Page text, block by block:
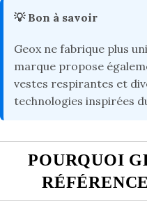
💡 Bon à savoir
Geox ne fabrique plus
marque propose
vestes respirantes et
technologies inspirées
POURQUOI